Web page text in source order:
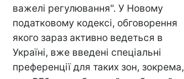
важелі регулювання". У Новому
податковому кодексі, обговорення
якого зараз активно ведеться в
Україні, вже введені спеціальні
преференції для таких зон, зокрема,